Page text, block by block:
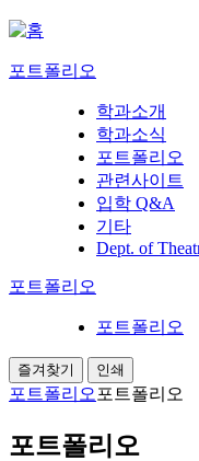
포트폴리오
학과소개
학과소식
포트폴리오
관련사이트
입학 Q&A
기타
Dept. of
포트폴리오
포트폴리오
즐겨찾기 인쇄
포트폴리오 포트폴리오
포트폴리오